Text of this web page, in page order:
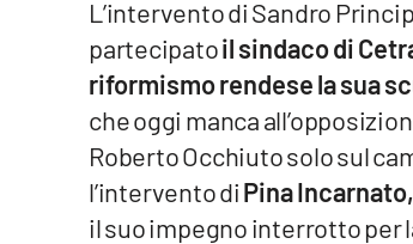
Cosenzachannel.it
Ilvibonese.it
Catanzarochannel.it
L’intervento di Sandro
partecipatoil sindaco di
riformismo rendese la sua
che oggi manca
Roberto Occhiuto solo sul
l’intervento diPina
il suo impegno interrotto per